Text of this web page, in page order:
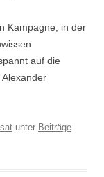
Kampagne, in der
auf die
unter Beiträge